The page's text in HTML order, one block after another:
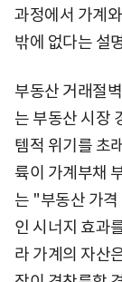
과정에서 가계
밖에 없다는 설
부동산 거래절
는 부동산 시장
템적 위기를 초
륙이 가계부채
는 "부동산 가
인 시너지 효과
라 가계의 자산